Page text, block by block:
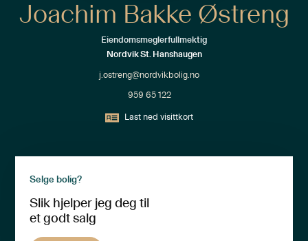
Joachim Bakke Østreng
Eiendomsmeglerfullmektig
Nordvik St. Hanshaugen
j.ostreng@nordvikbolig.no
959 65 122
Last ned visittkort
Selge bolig?
Slik hjelper jeg deg til
et godt salg